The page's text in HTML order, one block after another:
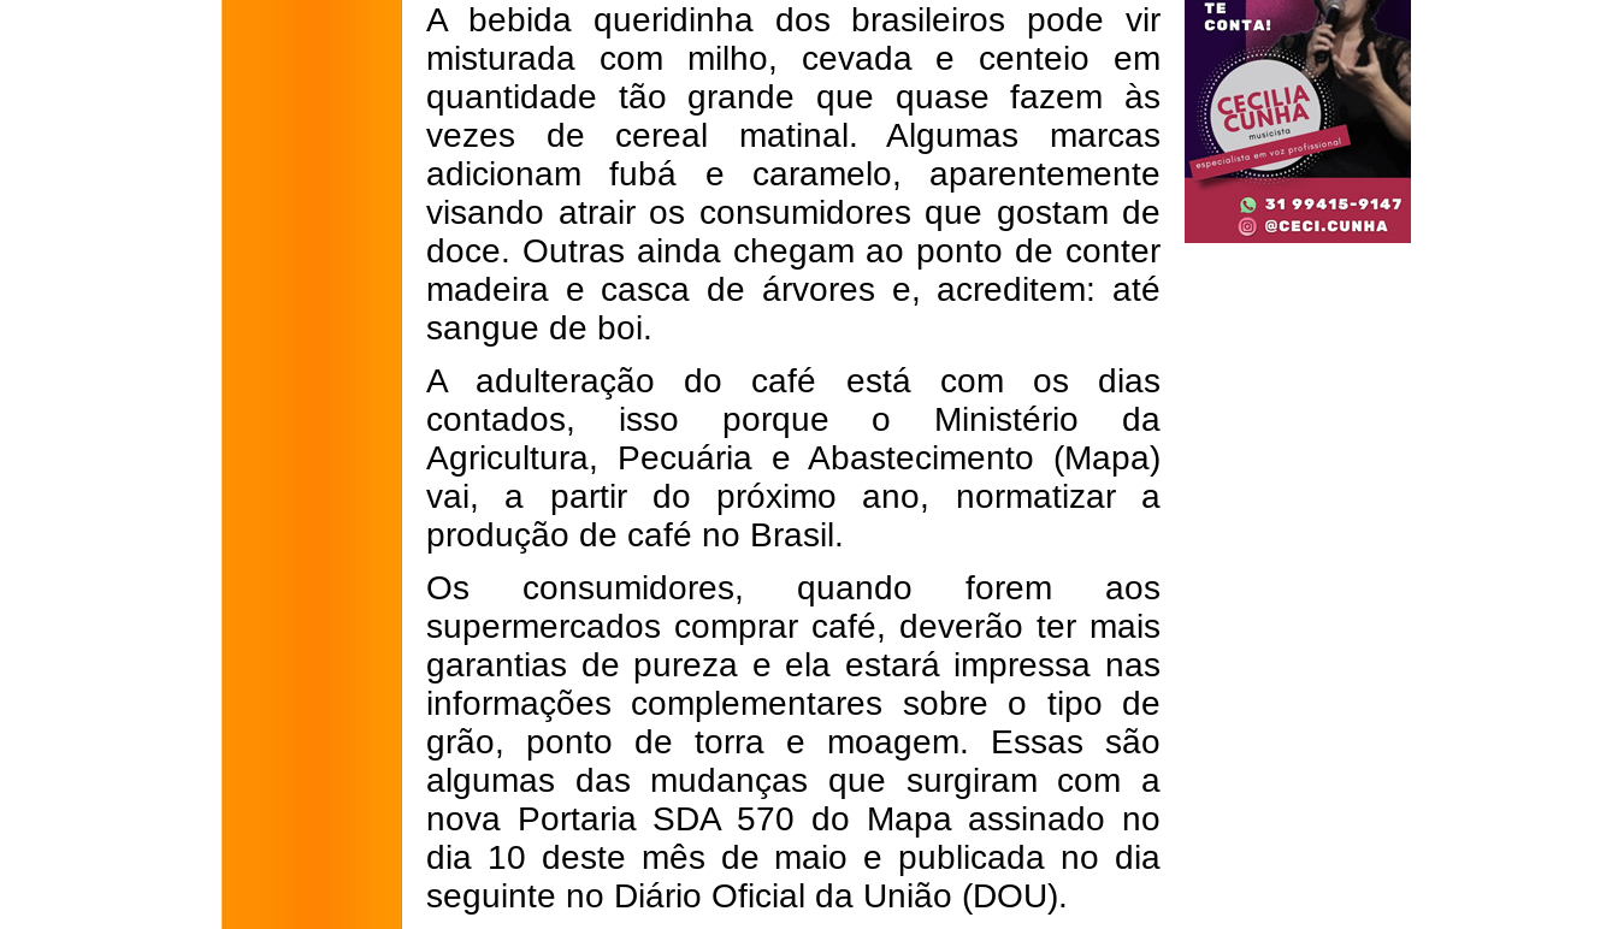
A bebida queridinha dos brasileiros pode vir
misturada com milho, cevada e centeio em
quantidade tão grande que quase fazem às
vezes de cereal matinal. Algumas marcas
adicionam fubá e caramelo, aparentemente
visando atrair os consumidores que gostam de
doce. Outras ainda chegam ao ponto de conter
madeira e casca de árvores e, acreditem: até
sangue de boi.
A adulteração do café está com os dias
contados, isso porque o Ministério da
Agricultura, Pecuária e Abastecimento (Mapa)
vai, a partir do próximo ano, normatizar a
produção de café no Brasil.
Os consumidores, quando forem aos
supermercados comprar café, deverão ter mais
garantias de pureza e ela estará impressa nas
informações complementares sobre o tipo de
grão, ponto de torra e moagem. Essas são
algumas das mudanças que surgiram com a
nova Portaria SDA 570 do Mapa assinado no
dia 10 deste mês de maio e publicada no dia
seguinte no Diário Oficial da União (DOU).